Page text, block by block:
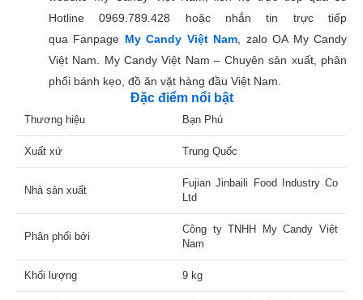
Hotline 0969.789.428 hoặc nhắn tin trực tiếp
qua Fanpage My Candy Việt Nam , zalo OA My Candy
Việt Nam. My Candy Việt Nam – Chuyên sản xuất, phân
phối bánh kẹo, đồ ăn vặt hàng đầu Việt Nam.
Đặc điểm nổi bật
Thương hiệu Bạn Phú
Xuất xứ Trung Quốc
Nhà sản xuất
Fujian Jinbaili Food Industry Co
Ltd
Phân phối bởi
Công ty TNHH My Candy Việt
Nam
Khối lượng 9 kg